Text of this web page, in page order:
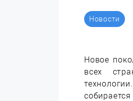
Новости
Новое
всех